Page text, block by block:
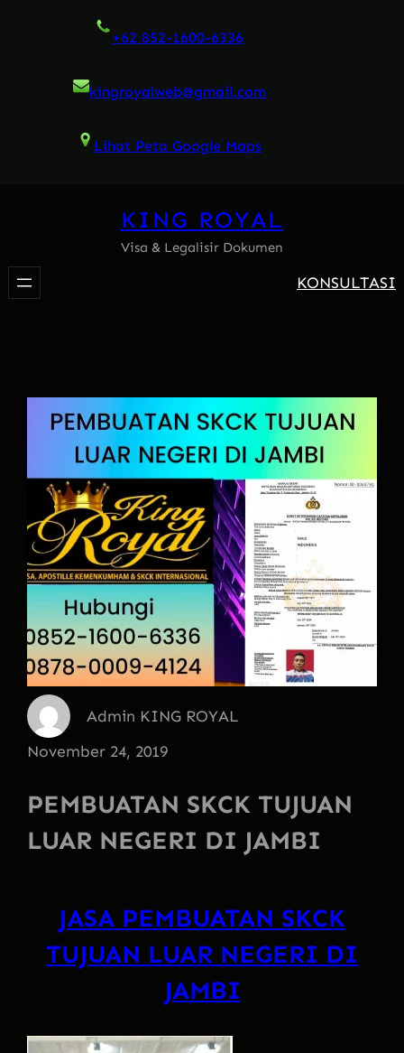
+62 852-1600-6336
kingroyalweb@gmail.com
Lihat Peta Google Maps
KING ROYAL
Visa & Legalisir Dokumen
KONSULTASI
Admin KING ROYAL
November 24, 2019
PEMBUATAN SKCK TUJUAN
LUAR NEGERI DI JAMBI
JASA PEMBUATAN SKCK
TUJUAN LUAR NEGERI DI
JAMBI